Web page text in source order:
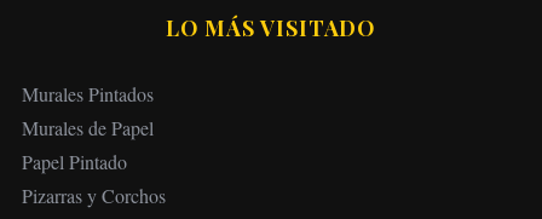
LO MÁS VISITADO
Murales Pintados
Murales de Papel
Papel Pintado
Pizarras y Corchos